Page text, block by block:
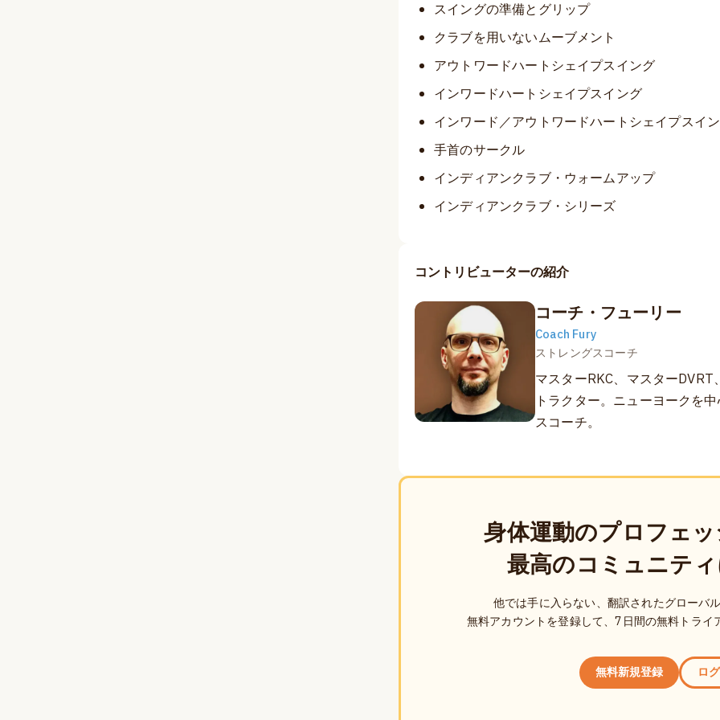
スイングの準備とグリップ
クラブを用いないムーブメント
アウトワードハートシェイプスイング
インワードハートシェイプスイング
インワード／アウトワードハートシェイプスイ
手首のサークル
インディアンクラブ・ウォームアップ
インディアンクラブ・シリーズ
コントリビューターの紹介
コーチ・フューリー
Coach Fury
ストレングスコーチ
マスターRKC、マスター
トラクター。ニューヨークを
スコーチ。
身体運動のプロフェ
最高のコミュニテ
他では手に入らない、翻訳されたグローバ
無料アカウントを登録して、7日間の無料トラ
無料新規登録 ロ